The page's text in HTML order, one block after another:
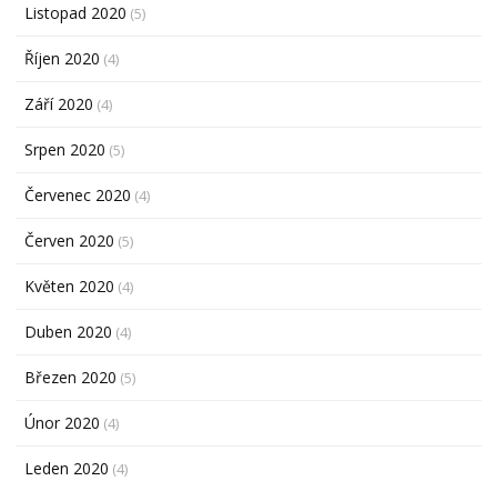
Listopad 2020 (5)
Říjen 2020 (4)
Září 2020 (4)
Srpen 2020 (5)
Červenec 2020 (4)
Červen 2020 (5)
Květen 2020 (4)
Duben 2020 (4)
Březen 2020 (5)
Únor 2020 (4)
Leden 2020 (4)